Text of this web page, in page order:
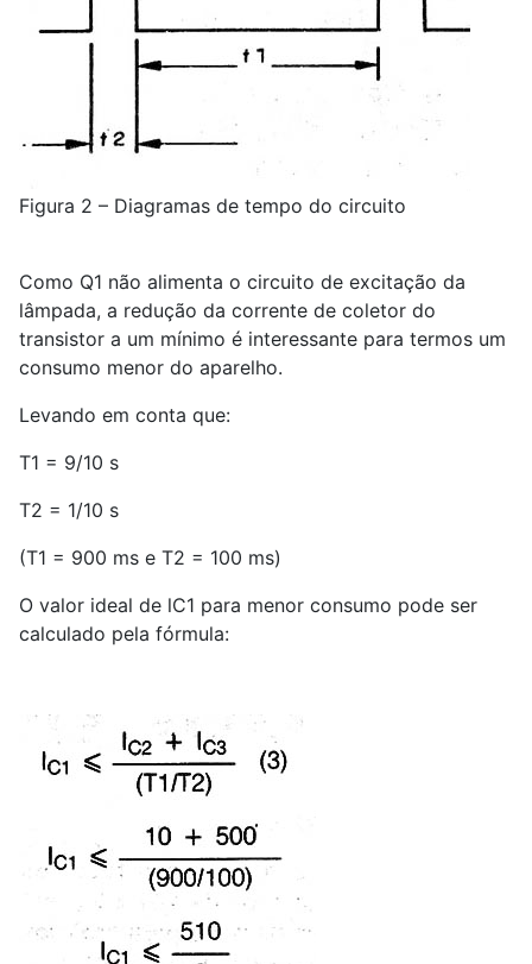
Figura 2 – Diagramas de tempo do circuito
Como Q1 não alimenta o circuito de excitação da
lâmpada, a redução da corrente de coletor do
transistor a um mínimo é interessante para termos um
consumo menor do aparelho.
Levando em conta que:
T1 = 9/10 s
T2 = 1/10 s
(T1 = 900 ms e T2 = 100 ms)
O valor ideal de lC1 para menor consumo pode ser
calculado pela fórmula: